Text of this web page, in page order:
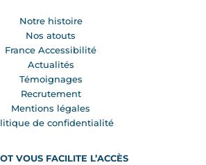
Notre histoire
Nos atouts
France Accessibilité
Actualités
Témoignages
Recrutement
Mentions légales
de confidentialité
VOUS FACILITE L’ACCÈS